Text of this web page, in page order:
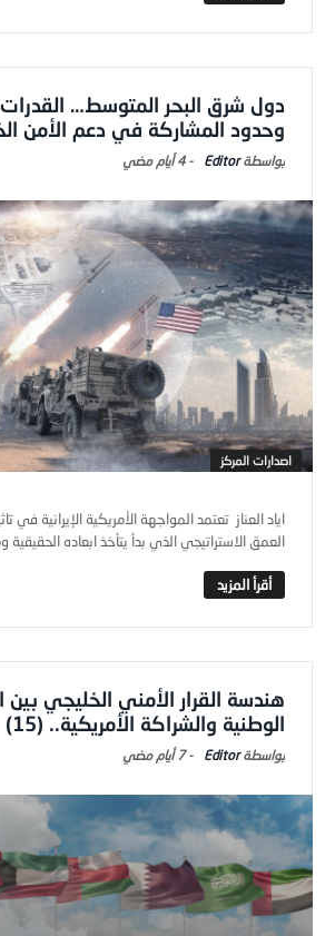
دول شرق البحر المتوسط… القدرات
وحدود المشاركة في دعم الأمن
Editor
-4 أيام ‎مضي
اصدارات المركز
اياد العناز تعتمد المواجهة الأمريكية الإيرانية في
العمق الاستراتيجي الذي بدأ يتأخذ ابعاده الحقيقية
هندسة القرار الأمني الخليجي بين
الوطنية والشراكة الأمريكية.. (15)
Editor
-7 أيام ‎مضي